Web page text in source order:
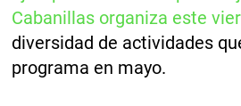
Cabanillas organiza este
diversidad de actividades
programa en mayo.